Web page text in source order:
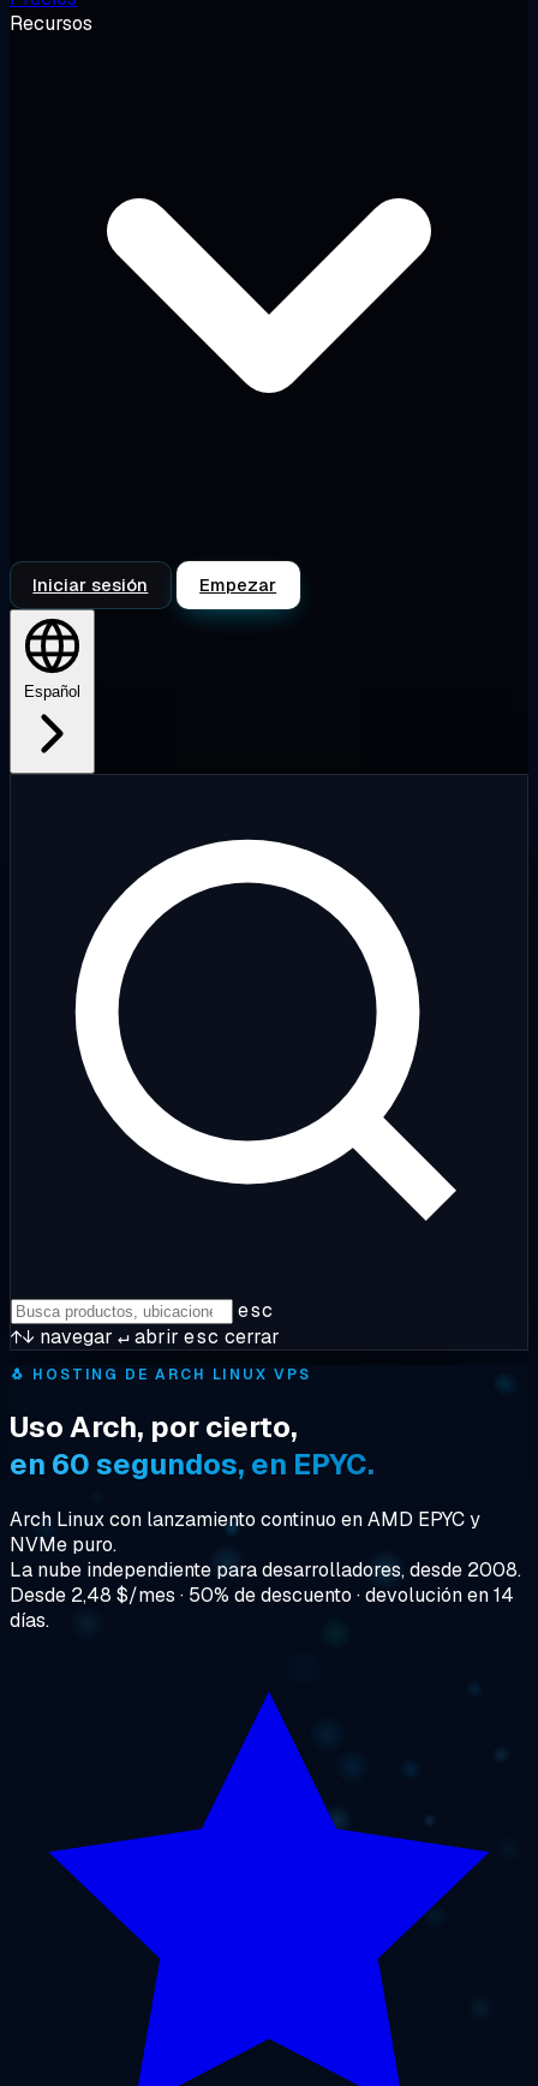
Recursos
Iniciar sesión Empezar
Español
esc
↑↓ navegar ↵abrir esc cerrar
🐧 HOSTING DE ARCH LINUX VPS
Uso Arch, por cierto,
en 60 segundos, en EPYC.
Arch Linux con lanzamiento continuo en AMD EPYC y
NVMe puro.
La nube independiente para desarrolladores, desde 2008.
Desde 2,48 $/mes · 50% de descuento · devolución en 14
días.